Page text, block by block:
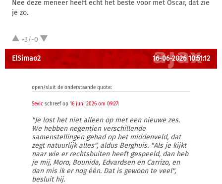
Nee deze meneer heeft echt het beste voor met Oscar, dat zie
je zo.
+3/-0
ElSimao2 16-06-2026 10:51:12
open/sluit de onderstaande quote:
Sevic schreef op 16 juni 2026 om 09:27:
"Je lost het niet alleen op met een nieuwe zes.
We hebben negentien verschillende
samenstellingen gehad op het middenveld, dat
zegt natuurlijk alles", aldus Berghuis. "Als je kijkt
naar wie er rechtsbuiten heeft gespeeld, dan heb
je mij, Moro, Bounida, Edvardsen en Carrizo, en
dan mis ik er nog één. Dat is gewoon te veel",
besluit hij.